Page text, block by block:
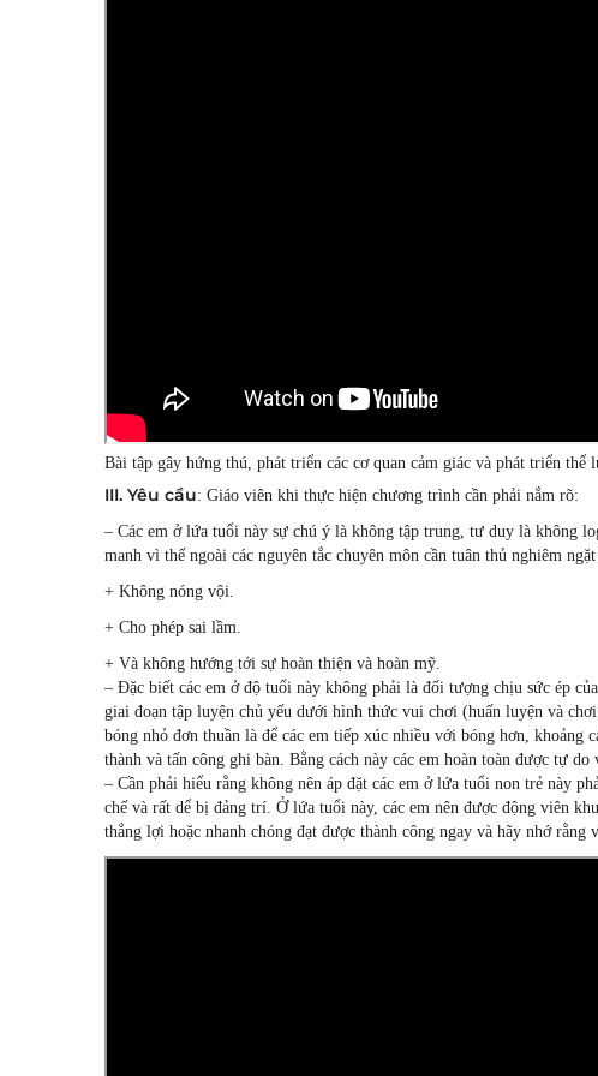
Bài tập gây hứng thú, phát triển các cơ quan cảm giác và phát triển thể
III. Yêu cầu: Giáo viên khi thực hiện chương trình cần phải nắm rõ:
– Các em ở lứa tuổi này sự chú ý là không tập trung, tư duy là không
manh vì thế ngoài các nguyên tắc chuyên môn cần tuân thủ nghiêm
+ Không nóng vội.
+ Cho phép sai lầm.
+ Và không hướng tới sự hoàn thiện và hoàn mỹ.
– Đặc biết các em ở độ tuổi này không phải là đối tượng chịu sức ép
giai đoạn tập luyện chủ yếu dưới hình thức vui chơi (huấn luyện và
bóng nhỏ đơn thuần là để các em tiếp xúc nhiều với bóng hơn, khoảng
thành và tấn công ghi bàn. Bằng cách này các em hoàn toàn được tự
– Cần phải hiểu rằng không nên áp đặt các em ở lứa tuổi non trẻ này
chế và rất dể bị đảng trí. Ở lứa tuổi này, các em nên được động viên
thắng lợi hoặc nhanh chóng đạt được thành công ngay và hãy nhớ rằng